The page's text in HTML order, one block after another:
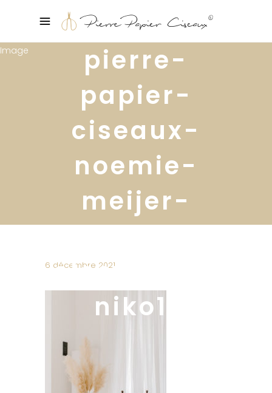
pierre-
papier-
ciseaux-
noemie-
meijer-
conseils-
electricite-
niko11
6 décembre 2021